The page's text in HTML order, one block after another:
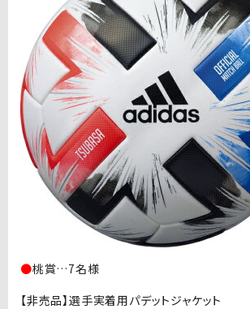
●桃賞…7名様
【非売品】選手実着用パデットジャケット